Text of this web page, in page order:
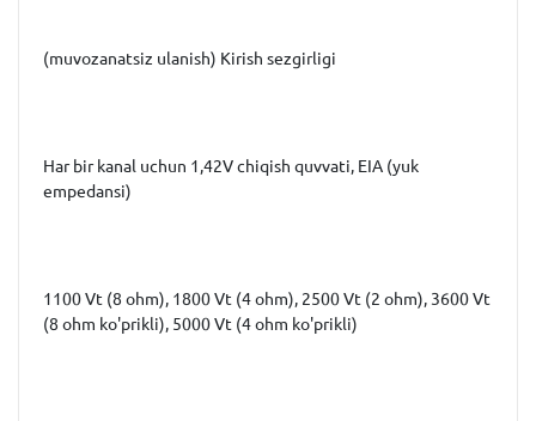
(muvozanatsiz ulanish) Kirish sezgirligi
Har bir kanal uchun 1,42V chiqish quvvati, EIA (yuk
empedansi)
1100 Vt (8 ohm), 1800 Vt (4 ohm), 2500 Vt (2 ohm), 3600 Vt
(8 ohm ko'prikli), 5000 Vt (4 ohm ko'prikli)